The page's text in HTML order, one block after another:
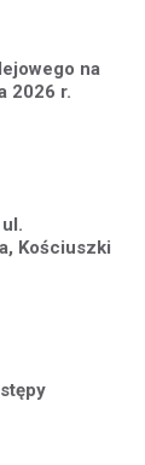
na
2026 r.
Kościuszki